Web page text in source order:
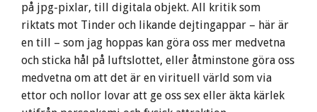
på jpg-pixlar, till digitala objekt. All kritik som
riktats mot Tinder och likande dejtingappar – här är
en till – som jag hoppas kan göra oss mer medvetna
och sticka hål på luftslottet, eller åtminstone göra oss
medvetna om att det är en virituell värld som via
ettor och nollor lovar att ge oss sex eller äkta kärlek